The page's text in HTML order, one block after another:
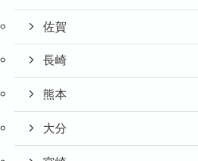
佐賀
長崎
熊本
大分